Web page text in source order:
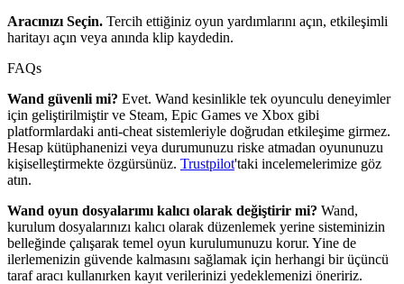
Aracınızı Seçin. Tercih ettiğiniz oyun yardımlarını açın, etkileşimli
haritayı açın veya anında klip kaydedin.
FAQs
Wand güvenli mi? Evet. Wand kesinlikle tek oyunculu deneyimler
için geliştirilmiştir ve Steam, Epic Games ve Xbox gibi
platformlardaki anti-cheat sistemleriyle doğrudan etkileşime girmez.
Hesap kütüphanenizi veya durumunuzu riske atmadan oyununuzu
kişiselleştirmekte özgürsünüz. Trustpilot'taki incelemelerimize göz
atın.
Wand oyun dosyalarımı kalıcı olarak değiştirir mi? Wand,
kurulum dosyalarınızı kalıcı olarak düzenlemek yerine sisteminizin
belleğinde çalışarak temel oyun kurulumunuzu korur. Yine de
ilerlemenizin güvende kalmasını sağlamak için herhangi bir üçüncü
taraf aracı kullanırken kayıt verilerinizi yedeklemenizi öneririz.